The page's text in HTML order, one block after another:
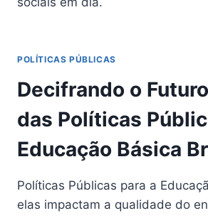
POLÍTICAS PÚBLICAS
Decifrando o
das Políticas
Educação Básica
Políticas Públicas para a
elas impactam a qualidade do